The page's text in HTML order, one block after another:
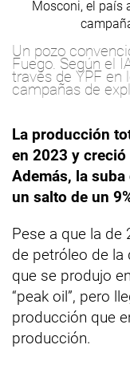
Un pozo
Fuego. Según el
través de YPF en
campañas de
La producción
en 2023 y creció
Además, la
un salto de un
Pese a que la
de petróleo de la
que se produjo
“peak oil”, pero
producción que
producción.